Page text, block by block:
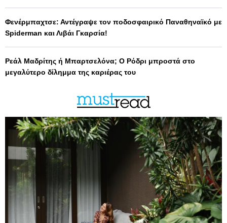
Φενέρμπαχτσε: Αντέγραψε τον ποδοσφαιρικό Παναθηναϊκό με
Spiderman και Λιβάι Γκαρσία!
Ρεάλ Μαδρίτης ή Μπαρτσελόνα; Ο Ρόδρι μπροστά στο
μεγαλύτερο δίλημμα της καριέρας του